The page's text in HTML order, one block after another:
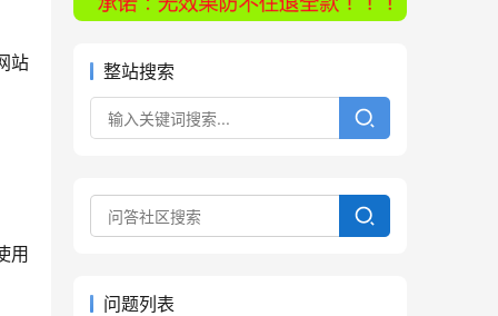
站
用
整站搜索
问题列表